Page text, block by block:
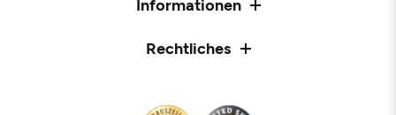
Informationen
Rechtliches